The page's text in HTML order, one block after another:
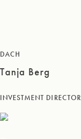
DACH
Tanja Berg
INVESTMENT DIRECTOR